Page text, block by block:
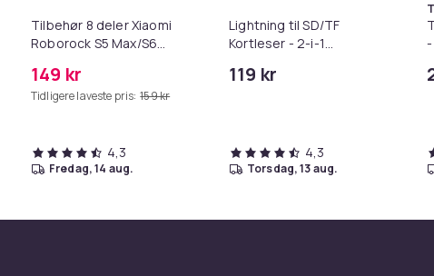
Tilbehør 8 deler Xiaomi
Roborock S5 Max/S6
MAXV/S50/S51/S55/S5/S60/S65/S6
149 kr
Tidligere laveste pris: 159 kr
4,3
fredag, 14 aug.
Lightning til SD/TF
Kortleser - 2-i-1
iPhone/iPad
119 kr
4,3
torsdag, 13 aug.
-